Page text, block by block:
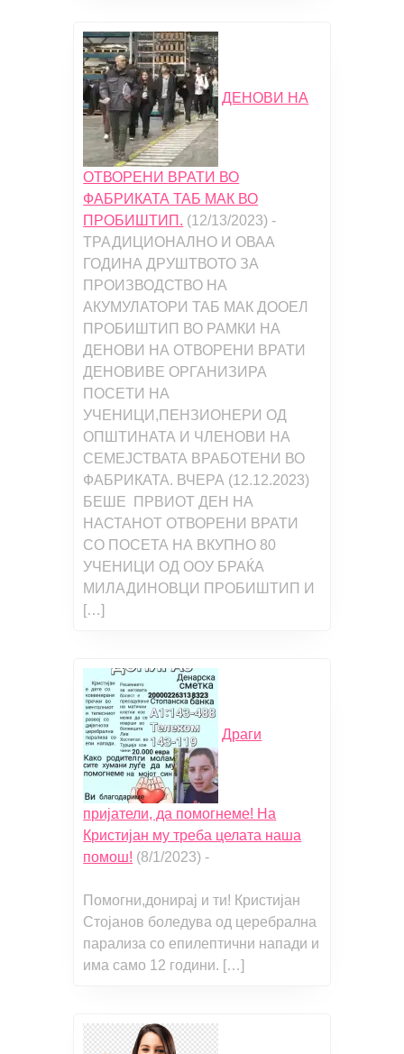
ДЕНОВИ НА
ОТВОРЕНИ ВРАТИ ВО
ФАБРИКАТА ТАБ МАК ВО
ПРОБИШТИП. (12/13/2023) -
ТРАДИЦИОНАЛНО И ОВАА
ГОДИНА ДРУШТВОТО ЗА
ПРОИЗВОДСТВО НА
АКУМУЛАТОРИ ТАБ МАК ДООЕЛ
ПРОБИШТИП ВО РАМКИ НА
ДЕНОВИ НА ОТВОРЕНИ ВРАТИ
ДЕНОВИВЕ ОРГАНИЗИРА
ПОСЕТИ НА
УЧЕНИЦИ,ПЕНЗИОНЕРИ ОД
ОПШТИНАТА И ЧЛЕНОВИ НА
СЕМЕЈСТВАТА ВРАБОТЕНИ ВО
ФАБРИКАТА. ВЧЕРА (12.12.2023)
БЕШЕ ПРВИОТ ДЕН НА
НАСТАНОТ ОТВОРЕНИ ВРАТИ
СО ПОСЕТА НА ВКУПНО 80
УЧЕНИЦИ ОД ООУ БРАЌА
МИЛАДИНОВЦИ ПРОБИШТИП И
[…]
Драги
пријатели, да помогнеме! На
Кристијан му треба целата наша
помош! (8/1/2023) -
Помогни,донирај и ти! Кристијан
Стојанов боледува од церебрална
парализа со епилептични напади и
има само 12 години. […]